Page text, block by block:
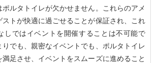
ルタトイレが欠かせません。これらのアメ
ストが快適に過ごせることが保証され、これ
しではイベントを開催することは不可能で
でも、親密なイベントでも、ポルタトイレ
足させ、イベントをスムーズに進めること